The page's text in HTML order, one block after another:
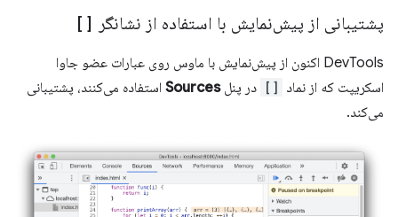
پشتیبانی از پیش‌نمایش با استفاده از نشانگر []
DevTools اکنون از پیش‌نمایش با ماوس روی عبارات عضو جاوا
اسکریپت که از نماد [] در پنلSources استفاده می‌کنند، پشتیبانی
می‌کند.